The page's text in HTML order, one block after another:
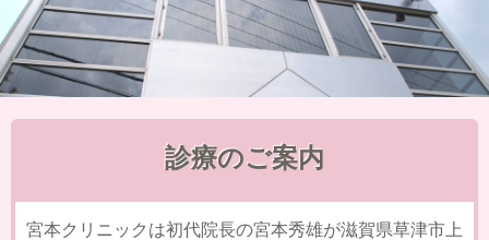
診療のご案内
宮本クリニックは初代院長の宮本秀雄が滋賀県草津市上